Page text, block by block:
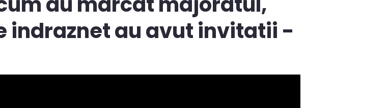
indraznet au avut invitatii -